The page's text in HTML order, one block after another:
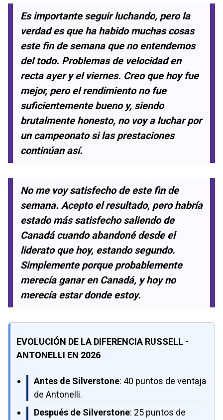
Es importante seguir luchando, pero la
verdad es que ha habido muchas cosas
este fin de semana que no entendemos
del todo. Problemas de velocidad en
recta ayer y el viernes. Creo que hoy fue
mejor, pero el rendimiento no fue
suficientemente bueno y, siendo
brutalmente honesto, no voy a luchar por
un campeonato si las prestaciones
continúan así.
No me voy satisfecho de este fin de
semana. Acepto el resultado, pero habría
estado más satisfecho saliendo de
Canadá cuando abandoné desde el
liderato que hoy, estando segundo.
Simplemente porque probablemente
merecía ganar en Canadá, y hoy no
merecía estar donde estoy.
EVOLUCIÓN DE LA DIFERENCIA RUSSELL -
ANTONELLI EN 2026
Antes de Silverstone: 40 puntos de ventaja
de Antonelli.
Después de Silverstone: 25 puntos de